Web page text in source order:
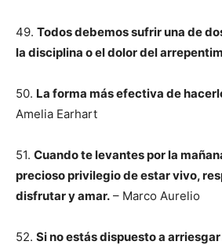
49. Todos debemos sufrir una de
la disciplina o el dolor del
50. La forma más efectiva de
Amelia Earhart
51. Cuando te levantes por la
precioso privilegio de estar vivo,
disfrutar y amar. – Marco Aurelio
52. Si no estás dispuesto a